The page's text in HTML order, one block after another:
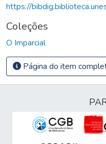
https://
Coleções
O Imparcial
Página do item